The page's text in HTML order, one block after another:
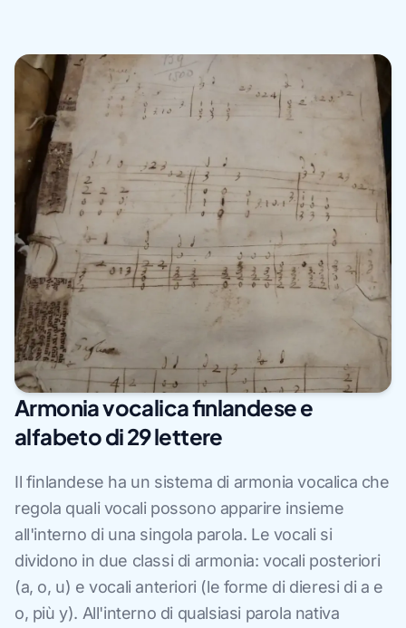
Armonia vocalica finlandese e
alfabeto di 29 lettere
Il finlandese ha un sistema di armonia vocalica che
regola quali vocali possono apparire insieme
all'interno di una singola parola. Le vocali si
dividono in due classi di armonia: vocali posteriori
(a, o, u) e vocali anteriori (le forme di dieresi di a e
o, più y). All'interno di qualsiasi parola nativa